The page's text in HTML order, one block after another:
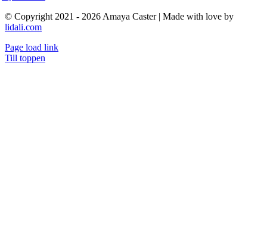
© Copyright 2021 - 2026 Amaya Caster | Made with love by
lidali.com
Page load link
Till toppen